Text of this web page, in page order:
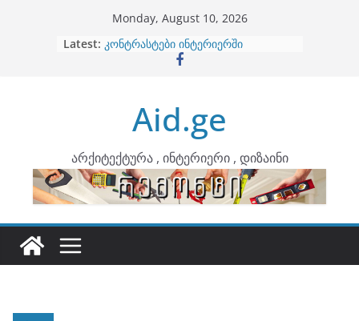
Monday, August 10, 2026
Latest: ბინების გაერთიანება
კონტრასტები ინტერიერში
ინტერიერის დიზიანი
არტემიდი წარმოგიდგენთ
Aid.ge
არქიტექტურა , ინტერიერი , დიზაინი